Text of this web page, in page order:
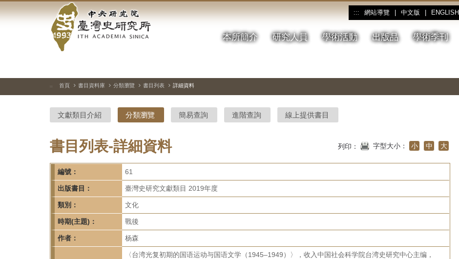
到
中
央
研
院-
臺
灣
史
研
究
所-
首
頁
::: 網站導覽 中文版 ENGLISH
本所簡介 研究人員 學術活動 出版品 學術季刊
::: 首頁 書目資料庫 分類瀏覽 書目列表 詳細資料
文獻類目介紹 分類瀏覽 簡易查詢 進階查詢 線上提供書目
書目列表-詳細資料 列印： 字型大小： 小 中 大
編號： 61
出版書目： 臺灣史研究文獻類目 2019年度
類別： 文化
時期(主題)： 戰後
作者： 杨森
〈台湾光复初期的国语运动与国语文学（1945–1949）〉，收入中国社会科学院台湾史研究中心主编，